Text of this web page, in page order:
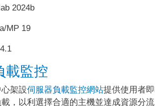
2024b
MP 19
載監控
架設伺服器負載監控網站提供使用者
，以利選擇合適的主機並達成資源分